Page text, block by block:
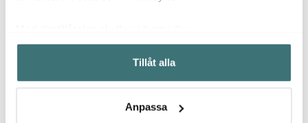
Samla in information om din geografiska plats som
kan ha en noggrannhet på upp till flera meter
Identifiera din enhet genom att aktivt skanna den för
Ta reda på mer om hur dina personliga uppgifter
Tillåt alla
Anpassa
Låt dig inspireras av våra kunder